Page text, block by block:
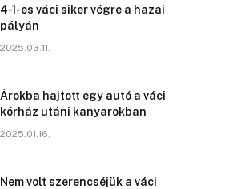
4-1-es váci siker végre a hazai
pályán
2025.03.11.
Árokba hajtott egy autó a váci
kórház utáni kanyarokban
2025.01.16.
Nem volt szerencséjük a váci